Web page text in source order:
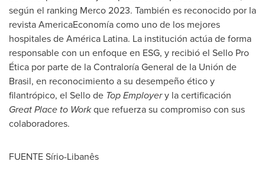
según el ranking Merco 2023. También es reconocido por la
revista AmericaEconomía como uno de los mejores
hospitales de América Latina. La institución actúa de forma
responsable con un enfoque en ESG, y recibió el Sello Pro
Ética por parte de la Contraloría General de la Unión de
Brasil, en reconocimiento a su desempeño ético y
filantrópico, el Sello de Top Employery la certificación
Great Place to Workque refuerza su compromiso con sus
colaboradores.
FUENTE Sírio-Libanês